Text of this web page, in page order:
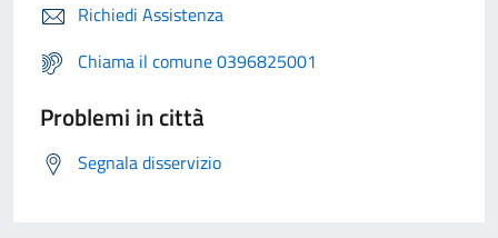
Richiedi Assistenza
Chiama il comune 0396825001
Problemi in città
Segnala disservizio